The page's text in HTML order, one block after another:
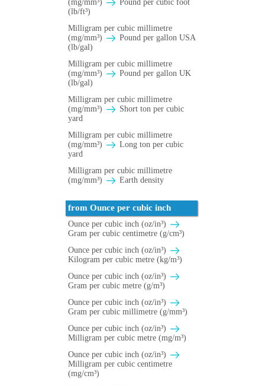
(mg/mm³)
Pound per cubic foot
(lb/ft³)
Milligram per cubic millimetre
(mg/mm³)
Pound per gallon USA
(lb/gal)
Milligram per cubic millimetre
(mg/mm³)
Pound per gallon UK
(lb/gal)
Milligram per cubic millimetre
(mg/mm³)
Short ton per cubic
yard
Milligram per cubic millimetre
(mg/mm³)
Long ton per cubic
yard
Milligram per cubic millimetre
(mg/mm³)
Earth density
from Ounce per cubic inch
Ounce per cubic inch (oz/in³)
Gram per cubic centimetre (g/cm³)
Ounce per cubic inch (oz/in³)
Kilogram per cubic metre (kg/m³)
Ounce per cubic inch (oz/in³)
Gram per cubic metre (g/m³)
Ounce per cubic inch (oz/in³)
Gram per cubic millimetre (g/mm³)
Ounce per cubic inch (oz/in³)
Milligram per cubic metre (mg/m³)
Ounce per cubic inch (oz/in³)
Milligram per cubic centimetre
(mg/cm³)